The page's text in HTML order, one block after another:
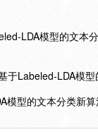
LDA模型的文本
于Labeled-LDA模
模型的文本分类新